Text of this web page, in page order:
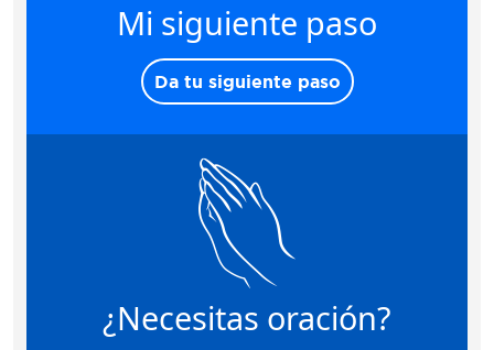
Mi siguiente paso
Da tu siguiente paso
¿Necesitas oración?